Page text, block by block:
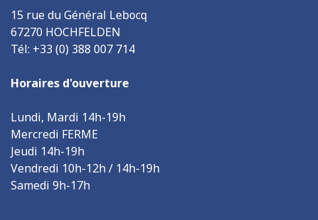
15 rue du Général Lebocq
67270 HOCHFELDEN
Tél: +33 (0) 388 007 714
Horaires d'ouverture
Lundi, Mardi 14h-19h
Mercredi FERME
Jeudi 14h-19h
Vendredi 10h-12h / 14h-19h
Samedi 9h-17h